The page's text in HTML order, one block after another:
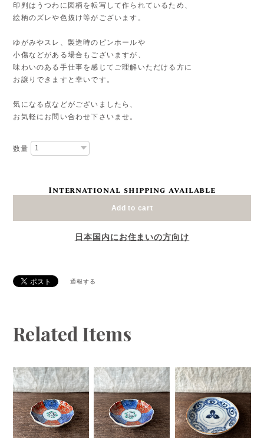
印判はうつわに図柄を転写して作られているため、
絵柄のズレや色抜け等がございます。
ゆがみやスレ、製造時のピンホールや
小傷などがある場合もございますが、
味わいのある手仕事を感じてご理解いただける方に
お譲りできますと幸いです。
気になる点などがございましたら、
お気軽にお問い合わせ下さいませ。
数量
International shipping available
Add to cart
日本国内にお住まいの方向け
通報する
Related Items